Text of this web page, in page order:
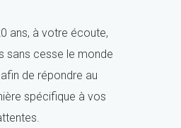
ans, à votre écoute,
sans cesse le monde
de répondre au
spécifique à vos